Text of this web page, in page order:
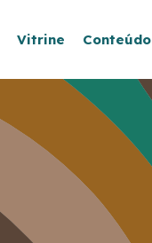
Vitrine Conteúdo